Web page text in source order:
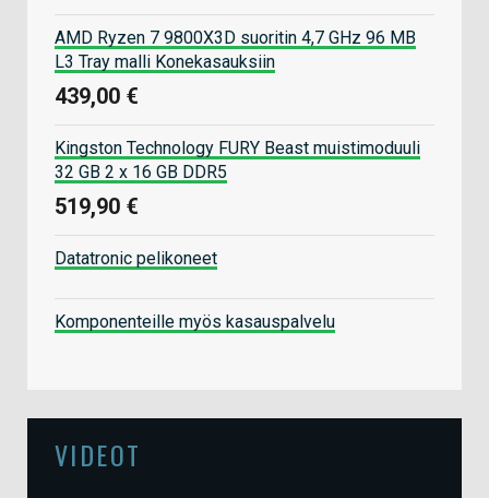
AMD Ryzen 7 9800X3D suoritin 4,7 GHz 96 MB
L3 Tray malli Konekasauksiin
439,00 €
Kingston Technology FURY Beast muistimoduuli
32 GB 2 x 16 GB DDR5
519,90 €
Datatronic pelikoneet
Komponenteille myös kasauspalvelu
VIDEOT